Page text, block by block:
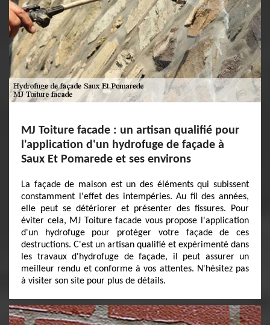
MJ Toiture facade : un artisan qualifié pour
l'application d'un hydrofuge de façade à
Saux Et Pomarede et ses environs
La façade de maison est un des éléments qui subissent
constamment l'effet des intempéries. Au fil des années,
elle peut se détériorer et présenter des fissures. Pour
éviter cela, MJ Toiture facade vous propose l'application
d'un hydrofuge pour protéger votre façade de ces
destructions. C'est un artisan qualifié et expérimenté dans
les travaux d'hydrofuge de façade, il peut assurer un
meilleur rendu et conforme à vos attentes. N'hésitez pas
à visiter son site pour plus de détails.